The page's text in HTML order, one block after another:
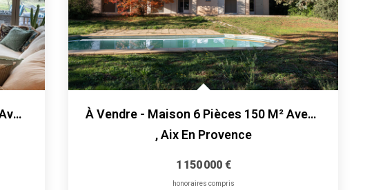
Maison De Charme T6 De Plain-Pied Avec Piscine Et Jardin...
À Vendre - Maison 6 Pièces 150 M² Avec Piscine Et Terrain 5...
,Aix En Provence
1 150 000 €
honoraires compris